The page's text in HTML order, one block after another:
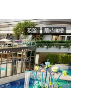
租盤 隨時睇樓